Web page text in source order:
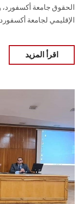
الحقوق جامعة أكسفورد،
الإقليمي لجامعة أكسفورد
اقرأ المزيد